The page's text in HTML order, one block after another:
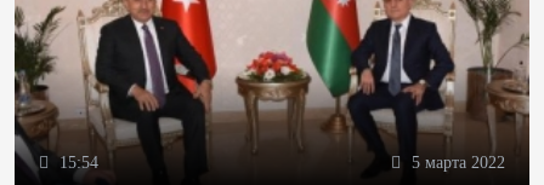
15:54 5 марта 2022